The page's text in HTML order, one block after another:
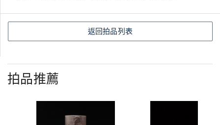
返回拍品列表
拍品推薦